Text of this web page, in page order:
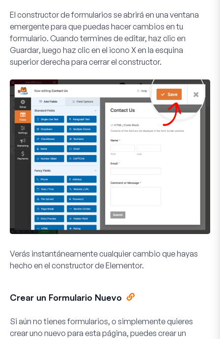
El constructor de formularios se abrirá en una ventana
emergente para que puedas hacer cambios en tu
formulario. Cuando termines de editar, haz clic en
Guardar, luego haz clic en el icono Xen la esquina
superior derecha para cerrar el constructor.
Verás instantáneamente cualquier cambio que hayas
hecho en el constructor de Elementor.
Crear un Formulario Nuevo
Si aún no tienes formularios, o simplemente quieres
crear uno nuevo para esta página, puedes crear un